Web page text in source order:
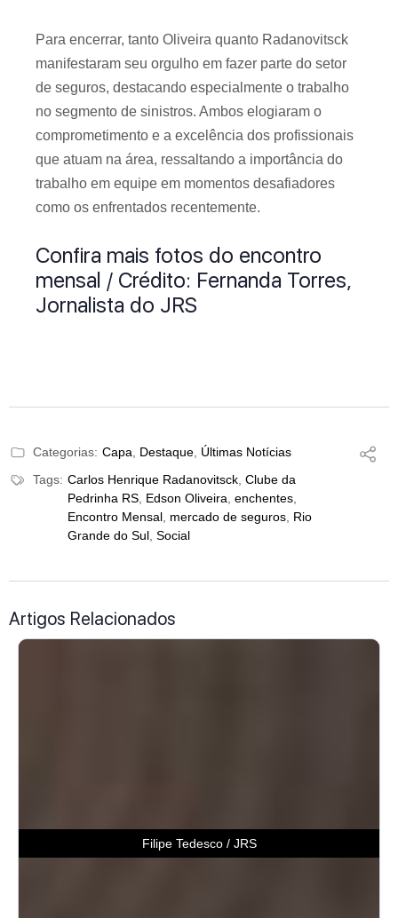
Para encerrar, tanto Oliveira quanto Radanovitsck
manifestaram seu orgulho em fazer parte do setor
de seguros, destacando especialmente o trabalho
no segmento de sinistros. Ambos elogiaram o
comprometimento e a excelência dos profissionais
que atuam na área, ressaltando a importância do
trabalho em equipe em momentos desafiadores
como os enfrentados recentemente.
Confira mais fotos do encontro
mensal / Crédito: Fernanda Torres,
Jornalista do JRS
Categorias: Capa Destaque Últimas Notícias
Tags: Carlos Henrique Radanovitsck Clube da
Pedrinha RS Edson Oliveira enchentes
Encontro Mensal mercado de seguros Rio
Grande do Sul Social
Artigos Relacionados
Filipe Tedesco / JRS